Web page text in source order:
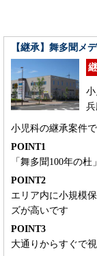
【継承】舞多聞メ
小児科の継承案件
POINT1
「舞多聞100年の
POINT2
エリア内に小規模
ズが高いです
POINT3
大通りからすぐで